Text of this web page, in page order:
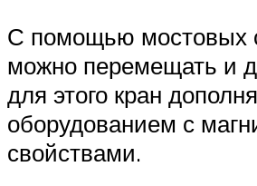
С помощью мостовых
можно перемещать и
для этого кран
оборудованием с
свойствами.